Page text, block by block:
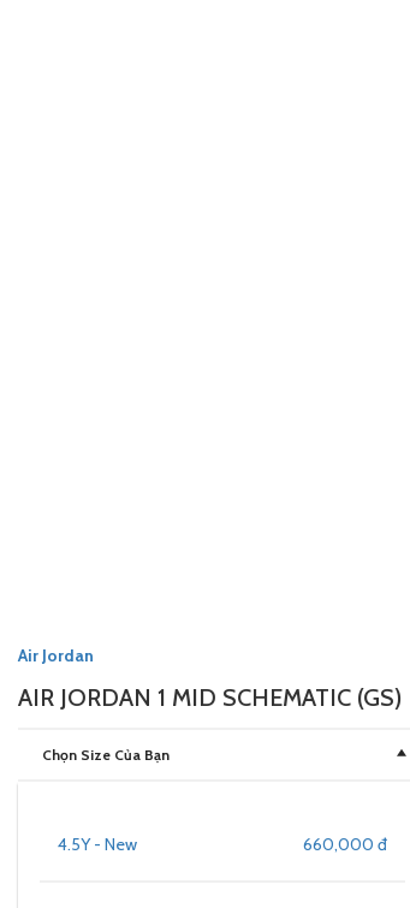
Air Jordan
AIR JORDAN 1 MID SCHEMATIC (GS)
Chọn Size Của Bạn
660,000 đ
4.5Y - New